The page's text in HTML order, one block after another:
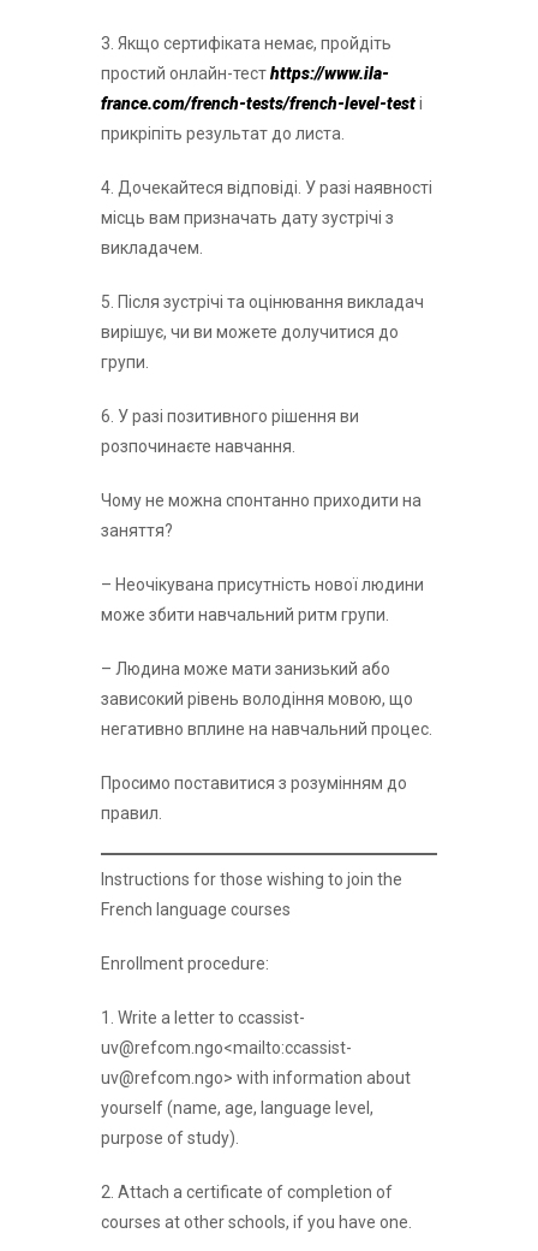
3. Якщо сертифіката немає, пройдіть
простий онлайн-тестhttps://www.ila-
france.com/french-tests/french-level-testі
прикріпіть результат до листа.
4. Дочекайтеся відповіді. У разі наявності
місць вам призначать дату зустрічі з
викладачем.
5. Після зустрічі та оцінювання викладач
вирішує, чи ви можете долучитися до
групи.
6. У разі позитивного рішення ви
розпочинаєте навчання.
Чому не можна спонтанно приходити на
заняття?
– Неочікувана присутність нової людини
може збити навчальний ритм групи.
– Людина може мати занизький або
зависокий рівень володіння мовою, що
негативно вплине на навчальний процес.
Просимо поставитися з розумінням до
правил.
Instructions for those wishing to join the
French language courses
Enrollment procedure:
1. Write a letter to ccassist-
uv@refcom.ngo<mailto:ccassist-
uv@refcom.ngo> with information about
yourself (name, age, language level,
purpose of study).
2. Attach a certificate of completion of
courses at other schools, if you have one.